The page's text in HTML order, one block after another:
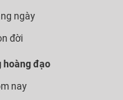
ngày
đời
hoàng đạo
nay